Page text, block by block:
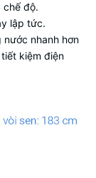
chế độ.
lập tức.
nước nhanh hơn
kiệm điện